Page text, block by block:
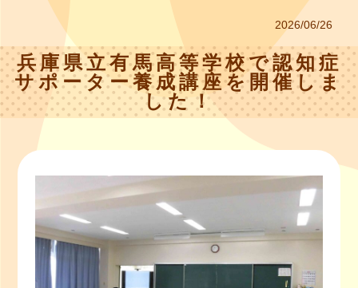
2026/06/26
兵庫県立有馬高等学校で認知症
サポーター養成講座を開催しま
した！